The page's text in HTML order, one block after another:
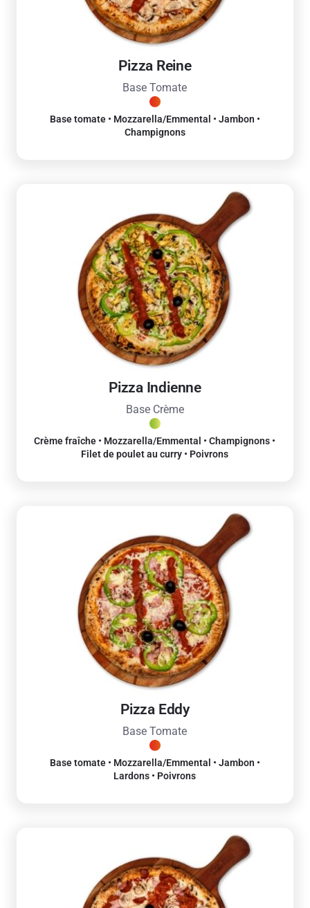
Pizza Reine
Base Tomate
Base tomate • Mozzarella/Emmental • Jambon •
Champignons
Pizza Indienne
Base Crème
Crème fraîche • Mozzarella/Emmental • Champignons •
Filet de poulet au curry • Poivrons
Pizza Eddy
Base Tomate
Base tomate • Mozzarella/Emmental • Jambon •
Lardons • Poivrons